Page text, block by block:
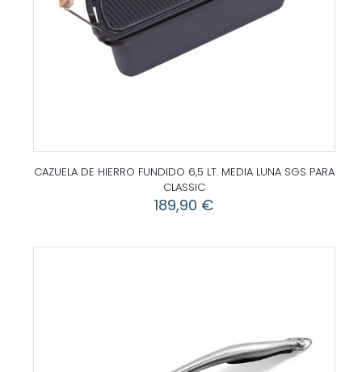
CAZUELA DE HIERRO FUNDIDO 6,5 LT. MEDIA LUNA SGS PARA
CLASSIC
189,90 €